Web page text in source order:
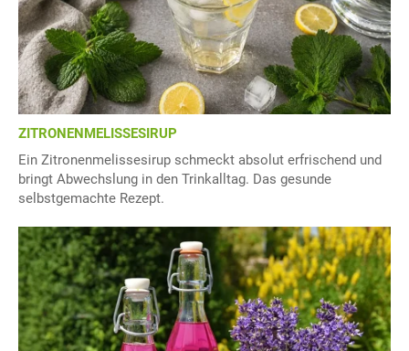
ZITRONENMELISSESIRUP
Ein Zitronenmelissesirup schmeckt absolut erfrischend und
bringt Abwechslung in den Trinkalltag. Das gesunde
selbstgemachte Rezept.